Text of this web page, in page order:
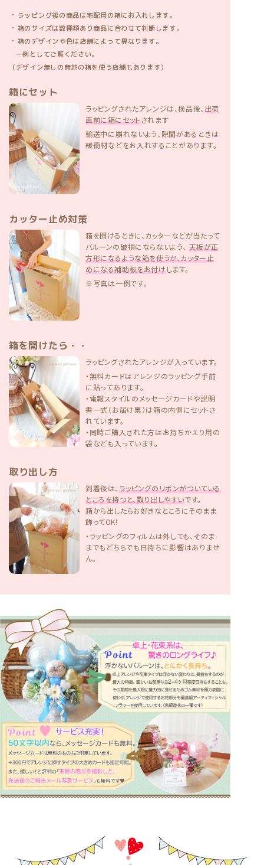
・ ラッピング後の商品は宅配用の箱にお入れします。
・ 箱のサイズは数種類あり商品に合わせて判断します。
・ 箱のデザインや色は店舗によって異なります。
一例としてご覧ください。
（デザイン無しの無地の箱を使う店舗もあります）
箱にセット
ラッピングされたアレンジは、検品後、出荷
直前に箱にセットされます
輸送中に崩れないよう、隙間があるときは
緩衝材などをお入れすることがあります。
カッター止め対策
箱を開けるときに、カッターなどが当たって
バルーンの破損にならないよう、 天板が正
方形になるような箱を使うか、カッター止
めになる補助板をお付けします。
※写真は一例です。
箱を開けたら・・
ラッピングされたアレンジが入っています。
・無料カードはアレンジのラッピング手前
に貼ってあります。
・電報スタイルのメッセージカードや説明
書一式（お届け票）は箱の内側にセットさ
れています。
・同時ご購入された方はお持ちかえり用の
袋なども入っています。
取り出し方
到着後は、ラッピングのリボンがついている
ところを持つと、取り出しやすいです。
箱から出したらお好きなところにそのまま
飾ってOK!
・ラッピングのフィルムは外しても、そのま
までもどちらでも日持ちに影響はありませ
ん。